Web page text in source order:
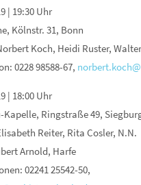
| 19:30 Uhr
Kölnstr. 31, Bonn
Koch, Heidi Ruster,
0228 98588-67,
| 18:00 Uhr
Kapelle, Ringstraße 49,
Reiter, Rita Cosler, N.N.
Arnold, Harfe
02241 25542-50,